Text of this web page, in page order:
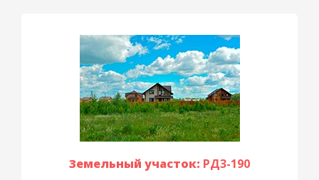
Земельный участок: РД3-190